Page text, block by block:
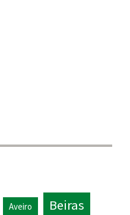
Aveiro Beiras